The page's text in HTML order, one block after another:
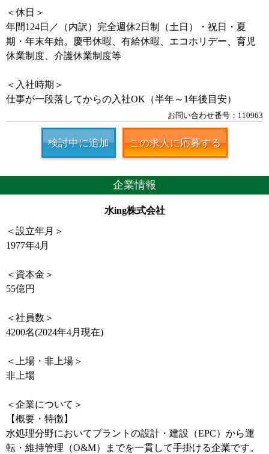
＜休日＞
年間124日／（内訳）完全週休2日制（土日）・祝日・夏
期・年末年始。慶弔休暇、有給休暇、エコホリデー、育児
休業制度、介護休業制度等
＜入社時期＞
仕事が一段落してからの入社OK（半年～1年後目安）
お問い合わせ番号：110963
検討中に追加 この求人に応募する
企業情報
水ing株式会社
＜設立年月＞
1977年4月
＜資本金＞
55億円
＜社員数＞
4200名(2024年4月現在)
＜上場・非上場＞
非上場
＜企業について＞
【概要・特徴】
水処理分野においてプラントの設計・建設（EPC）から運
転・維持管理（O&M）までを一貫して手掛ける企業です。